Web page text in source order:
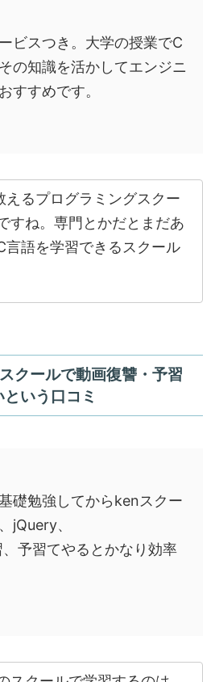
ビスつき。大学の授業でC
の知識を活かしてエンジニ
すすめです。
えるプログラミングスクー
すね。専門とかだとまだあ
言語を学習できるスクール
クールで動画復讐・予習
いう口コミ
礎勉強してからkenスクー
jQuery、
予習てやるとかなり効率